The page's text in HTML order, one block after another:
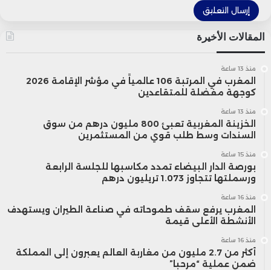
المقالات الأخيرة
منذ 13 ساعة
المغرب في المرتبة 106 عالمياً في مؤشر الإقامة 2026
كوجهة مفضلة للمتقاعدين
منذ 13 ساعة
الخزينة المغربية تعبئ 800 مليون درهم من سوق
السندات وسط طلب قوي من المستثمرين
منذ 15 ساعة
بورصة الدار البيضاء تمدد مكاسبها للجلسة الرابعة
ورسملتها تتجاوز 1.073 تريليون درهم
منذ 16 ساعة
المغرب يرفع سقف طموحاته في صناعة الطيران ويستهدف
الأنشطة الأعلى قيمة
منذ 16 ساعة
أكثر من 2.7 مليون من مغاربة العالم يعبرون إلى المملكة
ضمن عملية “مرحبا”